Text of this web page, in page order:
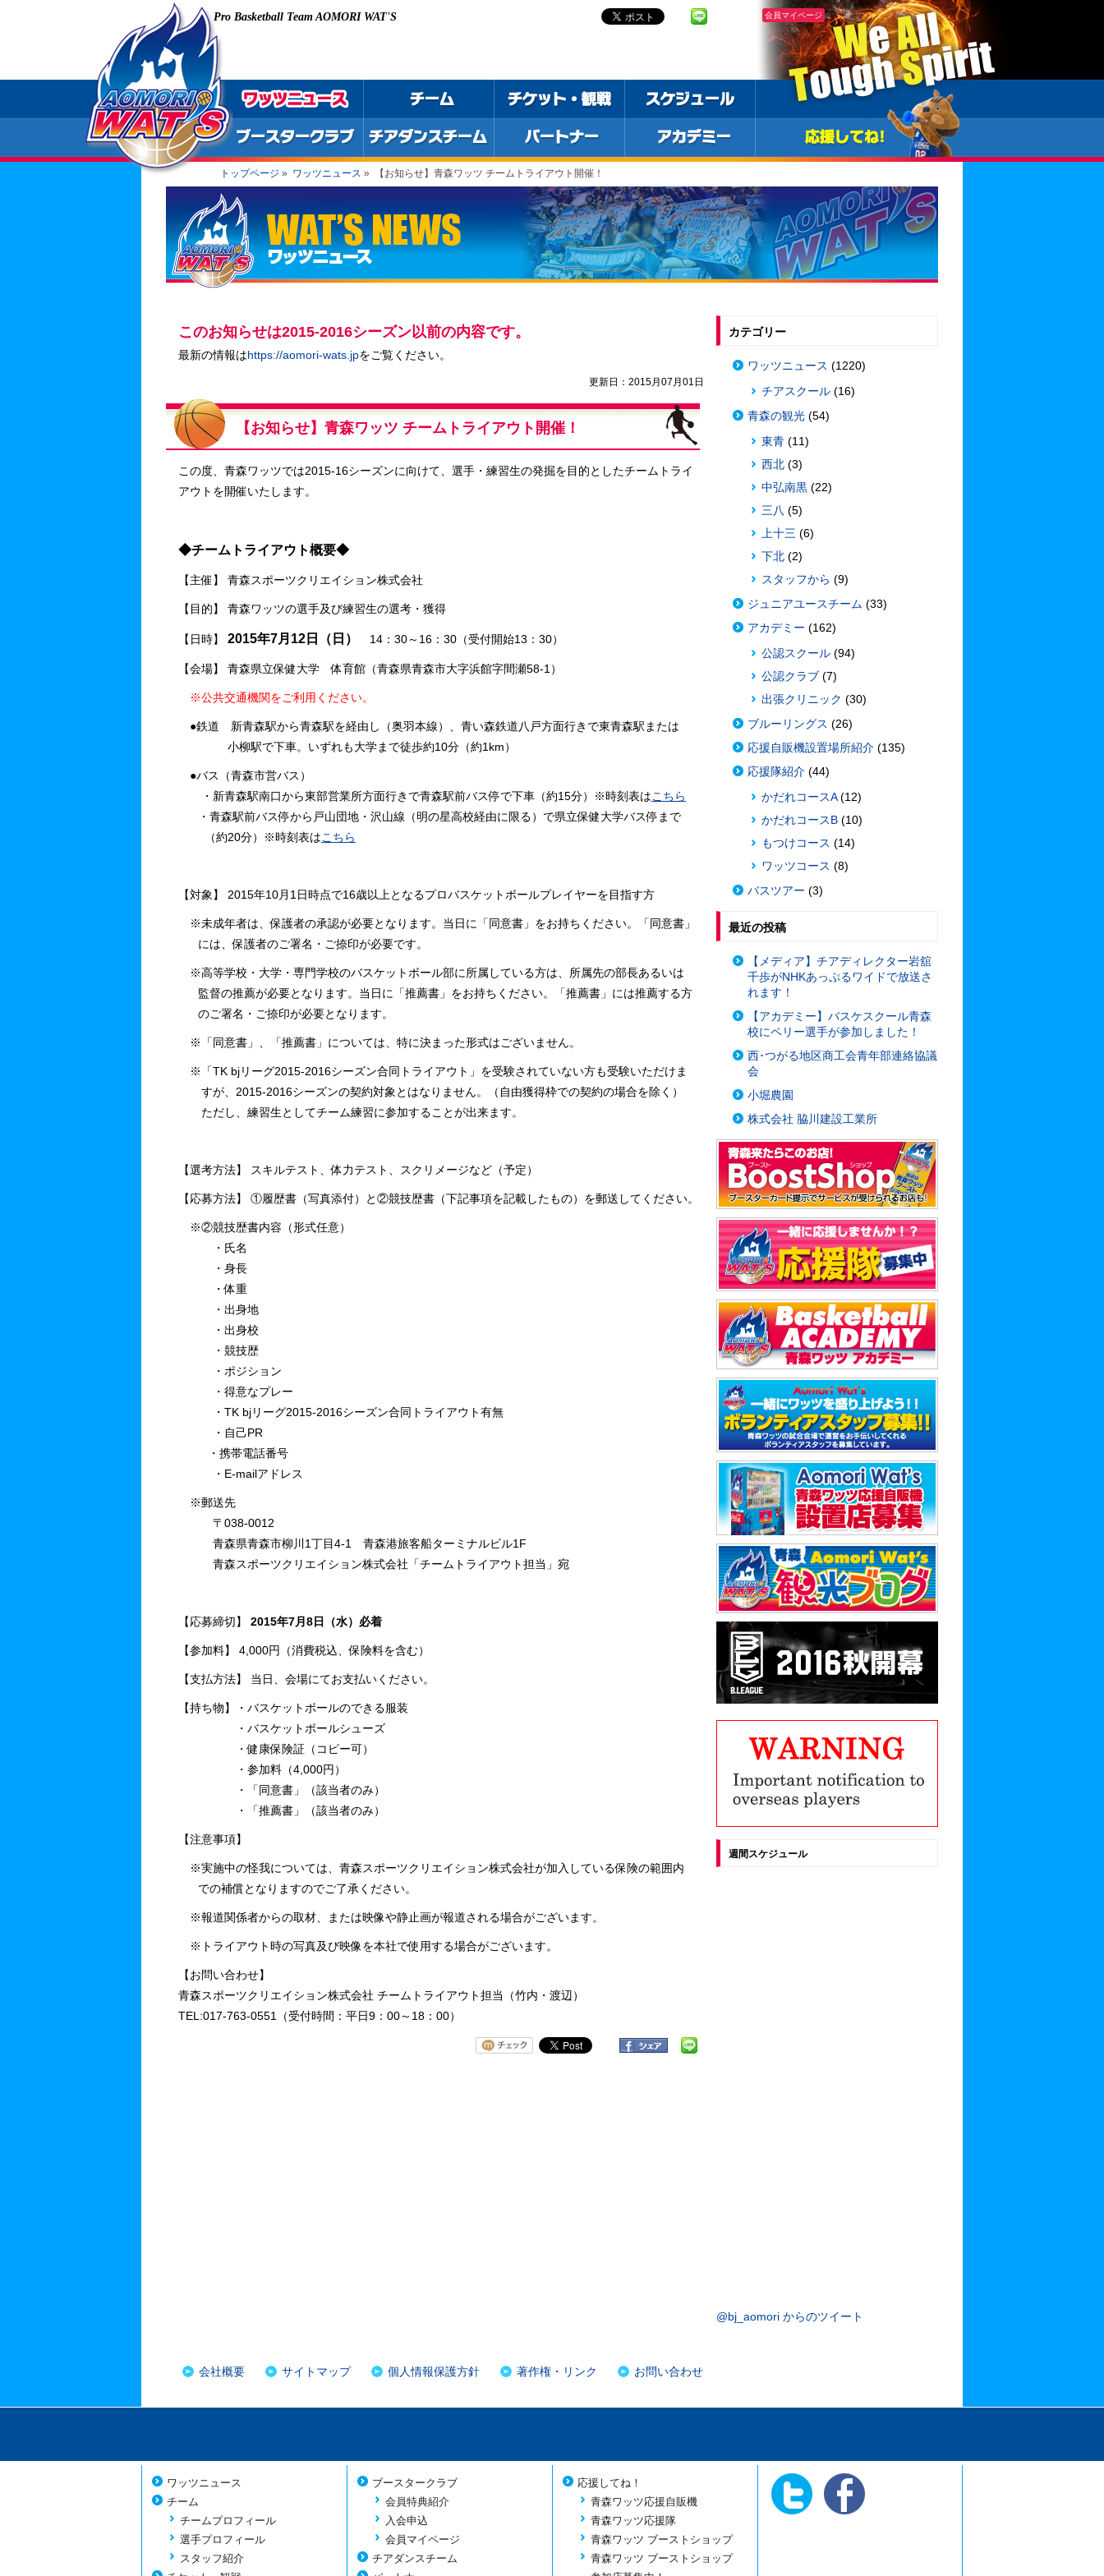
Pro Basketball Team AOMORI WAT'S 会員マイページ
トップページ » ワッツニュース » 【お知らせ】青森ワッツ チームトライアウト開催！
このお知らせは2015-2016シーズン以前の内容です。
最新の情報はhttps://aomori-wats.jpをご覧ください。
更新日：2015月07月01日
【お知らせ】青森ワッツ チームトライアウト開催！
この度、青森ワッツでは2015-16シーズンに向けて、選手・練習生の発掘を目的としたチームトライ
アウトを開催いたします。
◆チームトライアウト概要◆
【主催】 青森スポーツクリエイション株式会社
【目的】 青森ワッツの選手及び練習生の選考・獲得
【日時】 2015年7月12日（日） 14：30～16：30（受付開始13：30）
【会場】 青森県立保健大学 体育館（青森県青森市大字浜館字間瀬58-1）
※公共交通機関をご利用ください。
●鉄道 新青森駅から青森駅を経由し（奥羽本線）、青い森鉄道八戸方面行きで東青森駅または
小柳駅で下車。いずれも大学まで徒歩約10分（約1km）
●バス（青森市営バス）
・新青森駅南口から東部営業所方面行きで青森駅前バス停で下車（約15分）※時刻表はこちら
・青森駅前バス停から戸山団地・沢山線（明の星高校経由に限る）で県立保健大学バス停まで
（約20分）※時刻表はこちら
【対象】 2015年10月1日時点で16歳以上となるプロバスケットボールプレイヤーを目指す方
※未成年者は、保護者の承認が必要となります。当日に「同意書」をお持ちください。「同意書」
には、保護者のご署名・ご捺印が必要です。
※高等学校・大学・専門学校のバスケットボール部に所属している方は、所属先の部長あるいは
監督の推薦が必要となります。当日に「推薦書」をお持ちください。「推薦書」には推薦する方
のご署名・ご捺印が必要となります。
※「同意書」、「推薦書」については、特に決まった形式はございません。
※「TK bjリーグ2015-2016シーズン合同トライアウト」を受験されていない方も受験いただけま
すが、2015-2016シーズンの契約対象とはなりません。（自由獲得枠での契約の場合を除く）
ただし、練習生としてチーム練習に参加することが出来ます。
【選考方法】 スキルテスト、体力テスト、スクリメージなど（予定）
【応募方法】 ①履歴書（写真添付）と②競技歴書（下記事項を記載したもの）を郵送してください。
※②競技歴書内容（形式任意）
・氏名
・身長
・体重
・出身地
・出身校
・競技歴
・ポジション
・得意なプレー
・TK bjリーグ2015-2016シーズン合同トライアウト有無
・自己PR
・携帯電話番号
・E-mailアドレス
※郵送先
〒038-0012
青森県青森市柳川1丁目4-1 青森港旅客船ターミナルビル1F
青森スポーツクリエイション株式会社「チームトライアウト担当」宛
【応募締切】 2015年7月8日（水）必着
【参加料】 4,000円（消費税込、保険料を含む）
【支払方法】 当日、会場にてお支払いください。
【持ち物】・バスケットボールのできる服装
・バスケットボールシューズ
・健康保険証（コピー可）
・参加料（4,000円）
・「同意書」（該当者のみ）
・「推薦書」（該当者のみ）
【注意事項】
※実施中の怪我については、青森スポーツクリエイション株式会社が加入している保険の範囲内
での補償となりますのでご了承ください。
※報道関係者からの取材、または映像や静止画が報道される場合がございます。
※トライアウト時の写真及び映像を本社で使用する場合がございます。
【お問い合わせ】
青森スポーツクリエイション株式会社 チームトライアウト担当（竹内・渡辺）
TEL:017-763-0551（受付時間：平日9：00～18：00）
カテゴリー
ワッツニュース (1220)
チアスクール (16)
青森の観光 (54)
東青 (11)
西北 (3)
中弘南黒 (22)
三八 (5)
上十三 (6)
下北 (2)
スタッフから (9)
ジュニアユースチーム (33)
アカデミー (162)
公認スクール (94)
公認クラブ (7)
出張クリニック (30)
ブルーリングス (26)
応援自販機設置場所紹介 (135)
応援隊紹介 (44)
かだれコースA(12)
かだれコースB (10)
もつけコース (14)
ワッツコース (8)
バスツアー (3)
最近の投稿
【メディア】チアディレクター岩舘
千歩がNHKあっぷるワイドで放送さ
れます！
【アカデミー】バスケスクール青森
校にペリー選手が参加しました！
西･つがる地区商工会青年部連絡協議
会
小堀農園
株式会社 脇川建設工業所
週間スケジュール
@bj_aomori からのツイート
会社概要 サイトマップ 個人情報保護方針 著作権・リンク お問い合わせ
ワッツニュース
チーム
チームプロフィール
選手プロフィール
スタッフ紹介
ブースタークラブ
会員特典紹介
入会申込
会員マイページ
チアダンスチーム
応援してね！
青森ワッツ応援自販機
青森ワッツ応援隊
青森ワッツ ブーストショップ
青森ワッツ ブーストショップ